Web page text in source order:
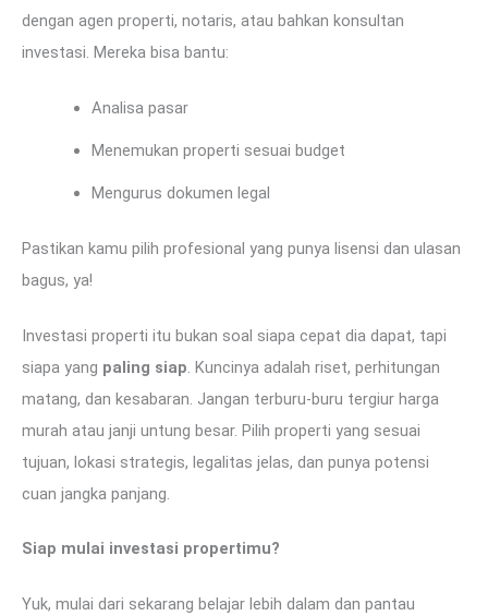
dengan agen properti, notaris, atau bahkan konsultan
investasi. Mereka bisa bantu:
Analisa pasar
Menemukan properti sesuai budget
Mengurus dokumen legal
Pastikan kamu pilih profesional yang punya lisensi dan ulasan
bagus, ya!
Investasi properti itu bukan soal siapa cepat dia dapat, tapi
siapa yang paling siap . Kuncinya adalah riset, perhitungan
matang, dan kesabaran. Jangan terburu-buru tergiur harga
murah atau janji untung besar. Pilih properti yang sesuai
tujuan, lokasi strategis, legalitas jelas, dan punya potensi
cuan jangka panjang.
Siap mulai investasi propertimu?
Yuk, mulai dari sekarang belajar lebih dalam dan pantau